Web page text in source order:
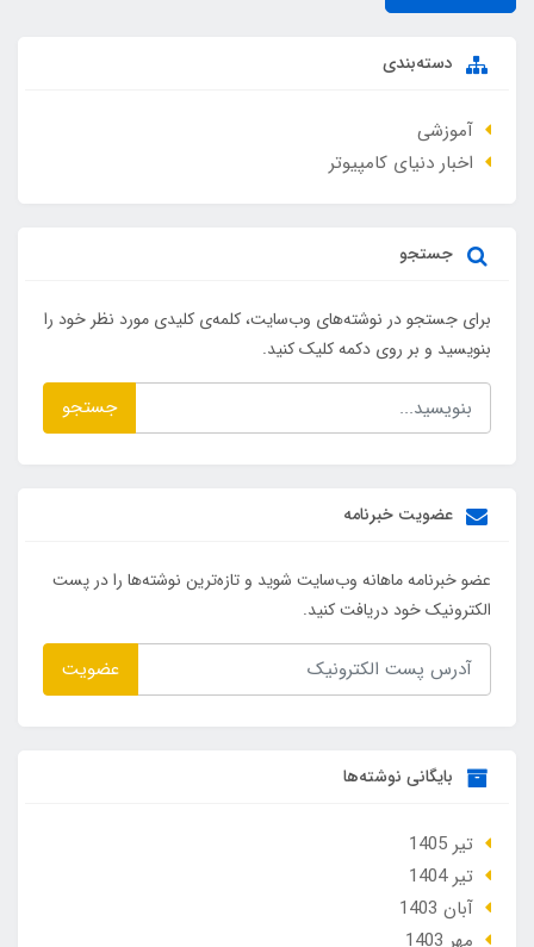
دسته‌بندی
آموزشی
اخبار دنیای کامپیوتر
جستجو
برای جستجو در نوشته‌های وب‌سایت، کلمه‌ی کلیدی مورد نظر خود را
بنویسید و بر روی دکمه کلیک کنید.
جستجو
عضویت خبرنامه
عضو خبرنامه ماهانه وب‌سایت شوید و تازه‌ترین نوشته‌ها را در پست
الکترونیک خود دریافت کنید.
عضویت
بایگانی نوشته‌ها
تير 1405
تير 1404
آبان 1403
مهر 1403